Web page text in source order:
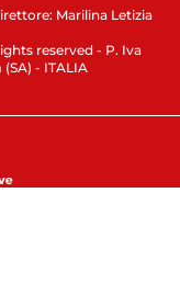
Marilina Letizia
reserved - P. Iva
- ITALIA